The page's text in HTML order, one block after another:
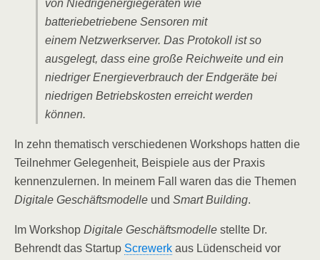
von Niedrigenergiegeräten wie
batteriebetriebene Sensoren mit
einem Netzwerkserver. Das Protokoll ist so
ausgelegt, dass eine große Reichweite und ein
niedriger Energieverbrauch der Endgeräte bei
niedrigen Betriebskosten erreicht werden
können.
In zehn thematisch verschiedenen Workshops hatten die
Teilnehmer Gelegenheit, Beispiele aus der Praxis
kennenzulernen. In meinem Fall waren das die Themen
Digitale Geschäftsmodelle und Smart Building.
Im Workshop Digitale Geschäftsmodelle stellte Dr.
Behrendt das Startup Screwerk aus Lüdenscheid vor